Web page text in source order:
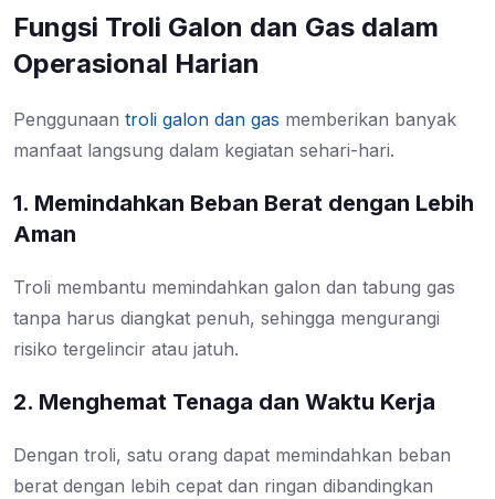
Fungsi Troli Galon dan Gas dalam
Operasional Harian
Penggunaan troli galon dan gas memberikan banyak
manfaat langsung dalam kegiatan sehari-hari.
1. Memindahkan Beban Berat dengan Lebih
Aman
Troli membantu memindahkan galon dan tabung gas
tanpa harus diangkat penuh, sehingga mengurangi
risiko tergelincir atau jatuh.
2. Menghemat Tenaga dan Waktu Kerja
Dengan troli, satu orang dapat memindahkan beban
berat dengan lebih cepat dan ringan dibandingkan